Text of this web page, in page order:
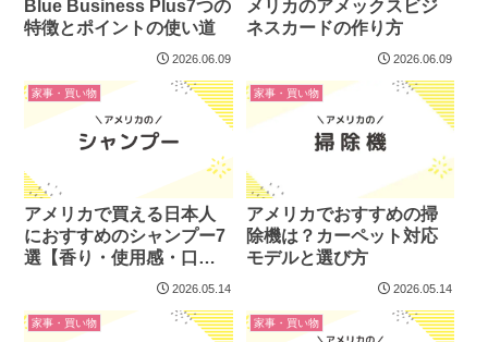
Blue Business Plus7つの
特徴とポイントの使い道
2026.06.09
メリカのアメックスビジ
ネスカードの作り方
2026.06.09
家事・買い物
アメリカで買える日本人
におすすめのシャンプー7
選【香り・使用感・口コ
2026.05.14
家事・買い物
アメリカでおすすめの掃
除機は？カーペット対応
モデルと選び方
2026.05.14
家事・買い物 家事・買い物